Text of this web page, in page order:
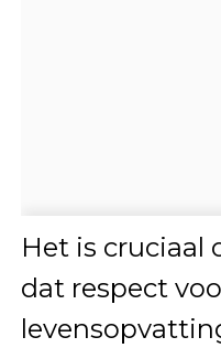
Het is cruciaal
dat respect